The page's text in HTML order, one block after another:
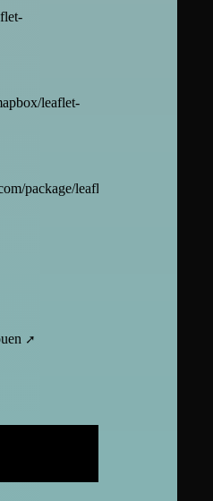
leaflet-
package/leaflet-